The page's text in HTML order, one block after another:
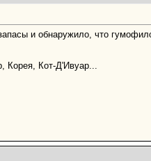
и обнаружило, что
Корея, Кот-Д'Ивуар...